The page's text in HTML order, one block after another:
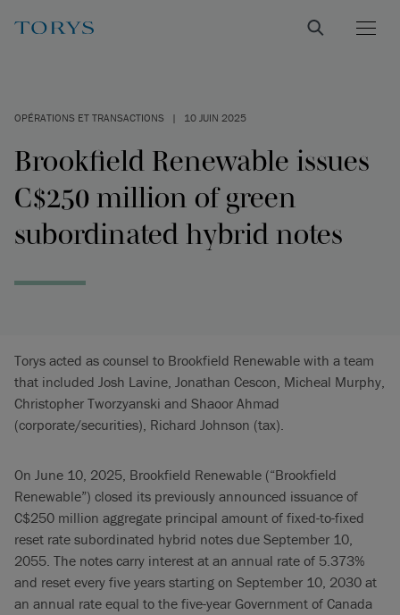
OPÉRATIONS ET TRANSACTIONS | 10 JUIN 2025
Brookfield Renewable issues
C$250 million of green
subordinated hybrid notes
Torys acted as counsel to Brookfield Renewable with a team
that included Josh Lavine, Jonathan Cescon, Micheal Murphy,
Christopher Tworzyanski and Shaoor Ahmad
(corporate/securities), Richard Johnson (tax).
On June 10, 2025, Brookfield Renewable (“Brookfield
Renewable”) closed its previously announced issuance of
C$250 million aggregate principal amount of fixed-to-fixed
reset rate subordinated hybrid notes due September 10,
2055. The notes carry interest at an annual rate of 5.373%
and reset every five years starting on September 10, 2030 at
an annual rate equal to the five-year Government of Canada